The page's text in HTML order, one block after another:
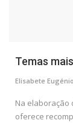
Temas
Elisabete Eugénio
Na elaboração
oferece